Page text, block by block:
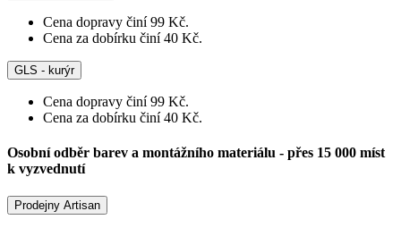
Cena dopravy činí 99 Kč.
Cena za dobírku činí 40 Kč.
GLS - kurýr
Cena dopravy činí 99 Kč.
Cena za dobírku činí 40 Kč.
Osobní odběr barev a montážního materiálu - přes 15 000 míst
k vyzvednutí
Prodejny Artisan